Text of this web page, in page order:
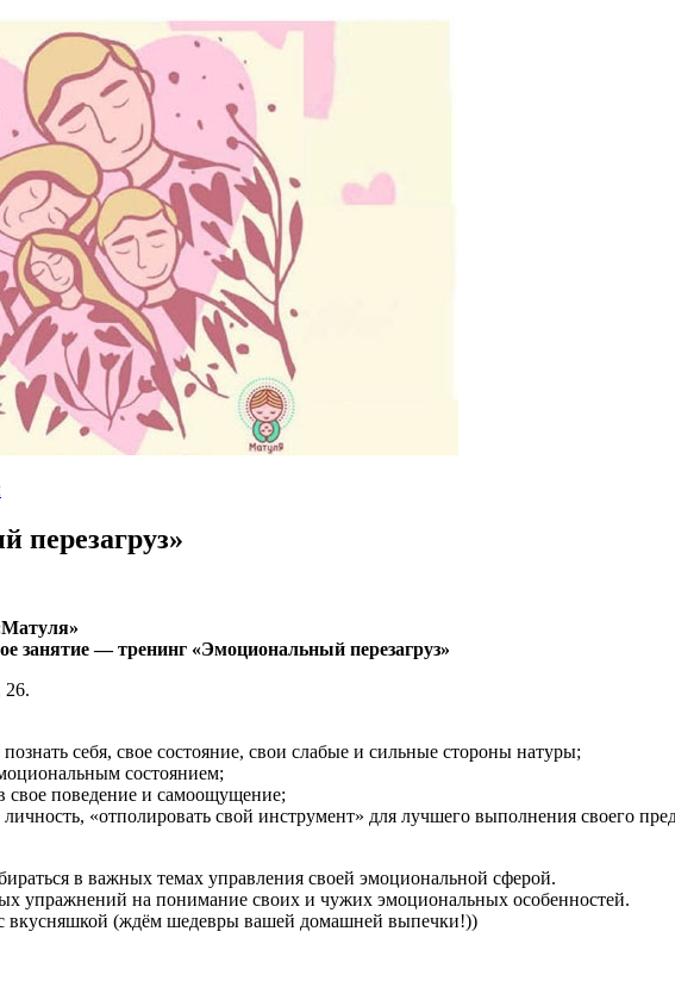
перезагруз»
занятие — тренинг «Эмоциональный перезагруз»
26.
себя, свое состояние, свои слабые и сильные стороны натуры;
состоянием;
свое поведение и самоощущение;
«отполировать свой инструмент» для лучшего выполнения своего
в важных темах управления своей эмоциональной сферой.
упражнений на понимание своих и чужих эмоциональных особенностей.
вкусняшкой (ждём шедевры вашей домашней выпечки!))